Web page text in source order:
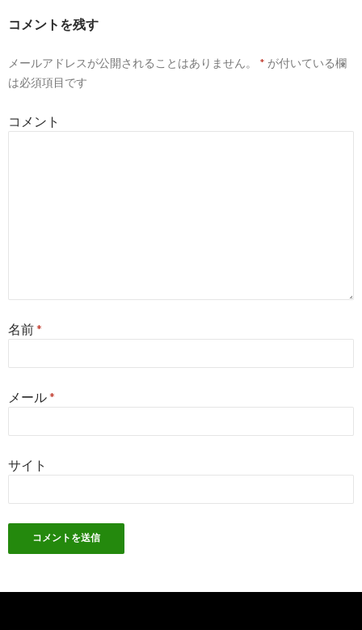
ゲ
シ
ン
コメントを残す
メールアドレスが公開されることはありません。 * が付いている欄
は必須項目です
コメント
名前*
メール*
サイト